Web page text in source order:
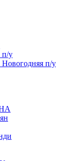
п/у
Новогодняя п/у